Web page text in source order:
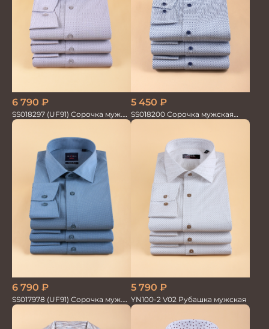
6 790 ₽
SS018297 (UF91) Сорочка муж.
GROSTYLE TRENDY
5 450 ₽
SS018200 Сорочка мужская
GROSTYLE PRIME
6 790 ₽
SS017978 (UF91) Сорочка муж.
дл. рук. GROSTYLE TRENDY
5 790 ₽
YN100-2 V02 Рубашка мужская